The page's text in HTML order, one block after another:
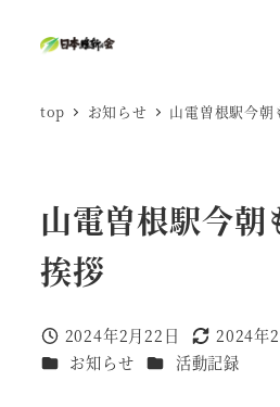
top お知らせ 山電曽根駅今朝
山電曽根駅今朝
挨拶
投稿日
2024年2月22日
更新日
2024年
カテゴリー
お知らせ カテゴリー
活動記録